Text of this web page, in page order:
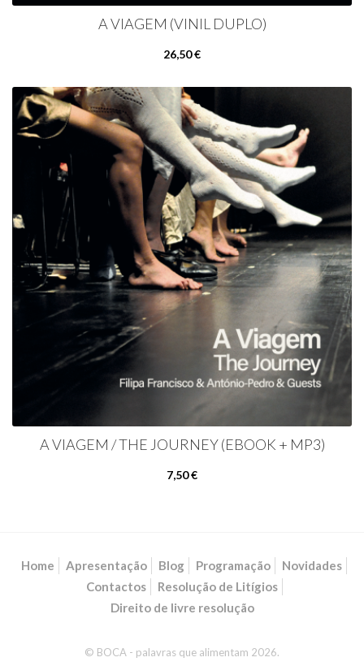
A VIAGEM (VINIL DUPLO)
26,50 €
A VIAGEM / THE JOURNEY (EBOOK + MP3)
7,50 €
Home Apresentação Blog Programação
Novidades
Contactos
Resolução de Litígios
Direito de livre resolução
© BOCA - palavras que alimentam 2026.